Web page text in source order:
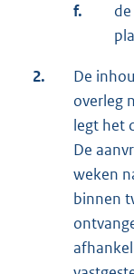
f.
2.
De
overleg
legt het
De
weken
binnen